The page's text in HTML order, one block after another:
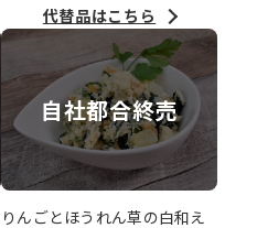
代替品はこちら
自社都合終売
りんごとほうれん草の白和え